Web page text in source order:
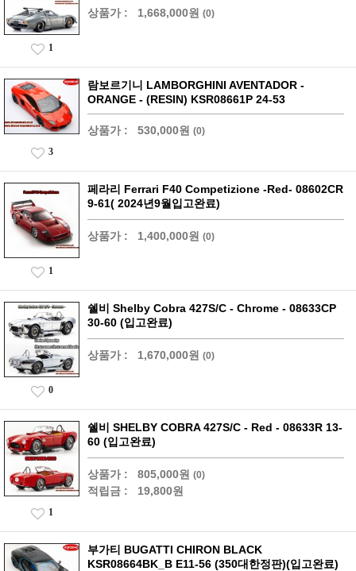
상품가 : 1,668,000원 (0)
1
람보르기니 LAMBORGHINI AVENTADOR -
ORANGE - (RESIN) KSR08661P 24-53
상품가 : 530,000원 (0)
3
페라리 Ferrari F40 Competizione -Red- 08602CR
9-61( 2024년9월입고완료)
상품가 : 1,400,000원 (0)
1
쉘비 Shelby Cobra 427S/C - Chrome - 08633CP
30-60 (입고완료)
상품가 : 1,670,000원 (0)
0
쉘비 SHELBY COBRA 427S/C - Red - 08633R 13-
60 (입고완료)
상품가 : 805,000원 (0)
적립금 : 19,800원
1
부가티 BUGATTI CHIRON BLACK
KSR08664BK_B E11-56 (350대한정판)(입고완료)